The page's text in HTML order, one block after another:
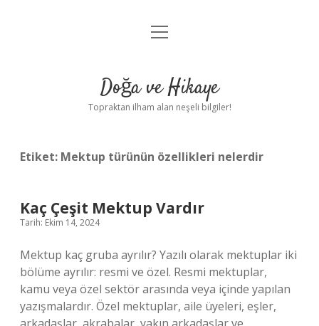
Anasayfa
Yasal Uyarı
menüyü
Doğa ve Hikaye
Topraktan ilham alan neşeli bilgiler!
Etiket: Mektup türünün özellikleri nelerdir
Kaç Çeşit Mektup Vardır
Tarih: Ekim 14, 2024
Mektup kaç gruba ayrılır? Yazılı olarak mektuplar iki
bölüme ayrılır: resmi ve özel. Resmi mektuplar,
kamu veya özel sektör arasında veya içinde yapılan
yazışmalardır. Özel mektuplar, aile üyeleri, eşler,